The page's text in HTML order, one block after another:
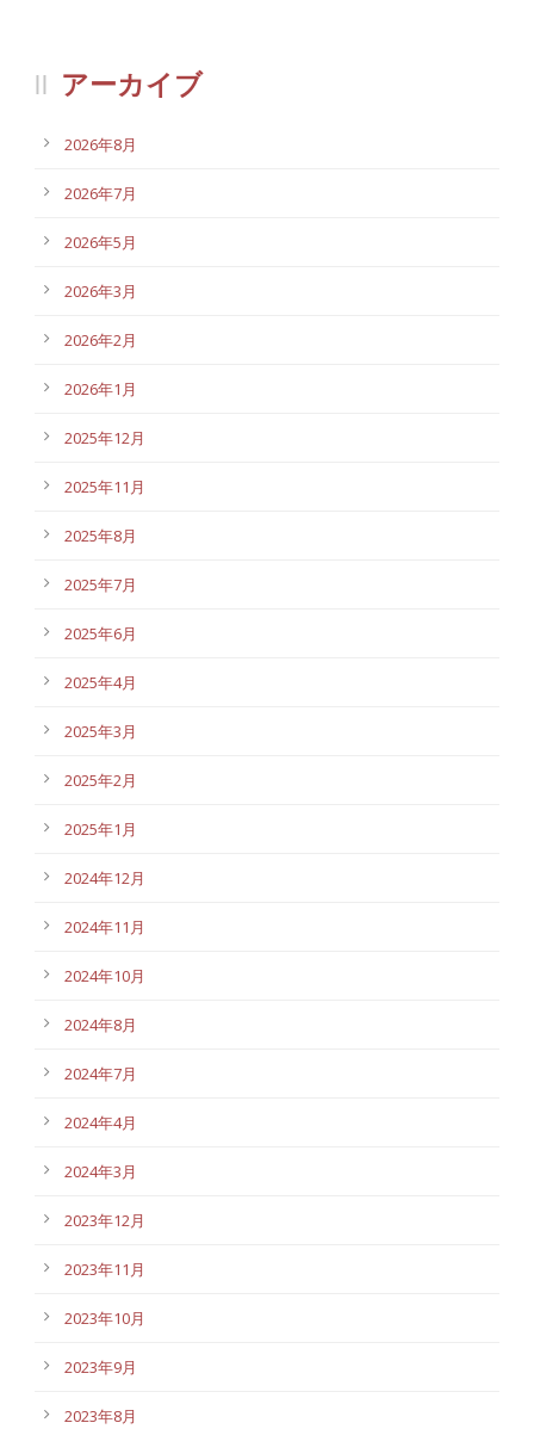
アーカイブ
2026年8月
2026年7月
2026年5月
2026年3月
2026年2月
2026年1月
2025年12月
2025年11月
2025年8月
2025年7月
2025年6月
2025年4月
2025年3月
2025年2月
2025年1月
2024年12月
2024年11月
2024年10月
2024年8月
2024年7月
2024年4月
2024年3月
2023年12月
2023年11月
2023年10月
2023年9月
2023年8月